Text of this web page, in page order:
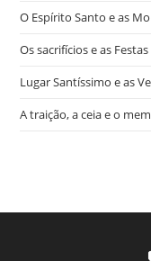
O Espírito Santo e as
Os sacrifícios e as
Lugar Santíssimo e as
A traição, a ceia e o